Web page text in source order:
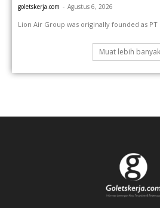
goletskerja.com - Agustus 6, 2026
Lion Air Group was originally founded as PT
Muat lebih banyak